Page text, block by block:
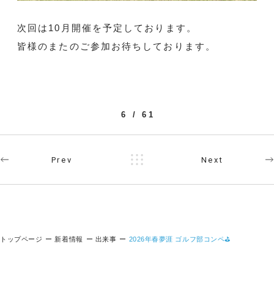
次回は10月開催を予定しております。
皆様のまたのご参加お待ちしております。
6 / 61
Prev Next
トップページ 新着情報 出来事 2026年春夢涯 ゴルフ部コンペ⛳